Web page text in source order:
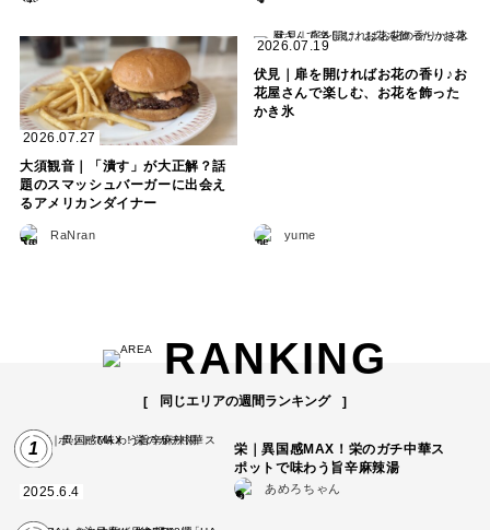
2026.07.27
大須観音｜「潰す」が大正解？話
題のスマッシュバーガーに出会え
るアメリカンダイナー
RaNran
2026.07.19
伏見｜扉を開ければお花の香り♪お
花屋さんで楽しむ、お花を飾った
かき氷
yume
RANKING
同じエリアの週間ランキング
1
2025.6.4
栄｜異国感MAX！栄のガチ中華ス
ポットで味わう旨辛麻辣湯
あめろちゃん